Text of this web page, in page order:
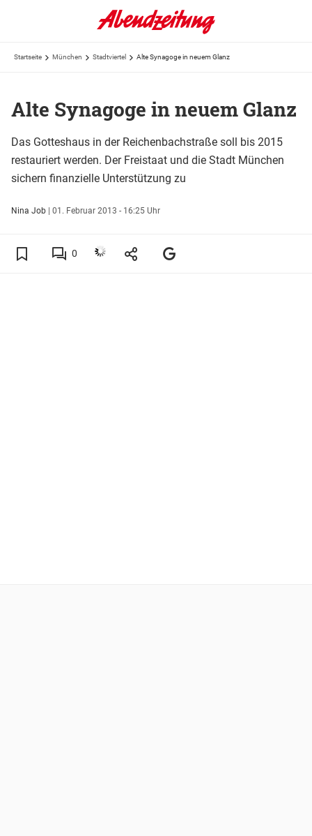
Startseite München Stadtviertel Alte Synagoge in neuem Glanz
Alte Synagoge in neuem Glanz
Das Gotteshaus in der Reichenbachstraße soll bis 2015
restauriert werden. Der Freistaat und die Stadt München
sichern finanzielle Unterstützung zu
Nina Job | 01. Februar 2013 - 16:25 Uhr
0